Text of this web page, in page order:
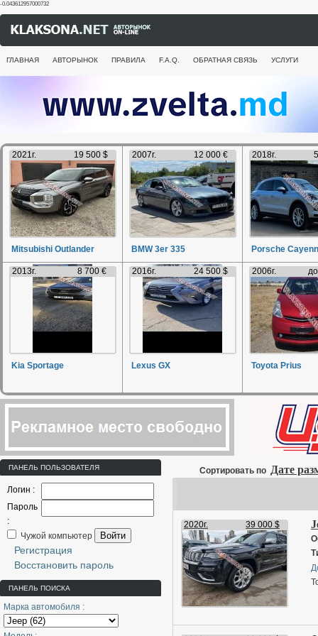
-0.043612957000732
ГЛАВНАЯ АВТОРЫНОК ПРАВИЛА F.A.Q. ОБРАТНАЯ СВЯЗЬ УСЛУГИ
2021г. 19 500 $
Mitsubishi Outlander
2007г. 12 000 €
BMW 3er 335
2018г.
Porsche
2013г. 8 700 €
Kia Sportage
2016г. 24 500 $
Lexus GX
2006г.
Toyota Prius
ПАНЕЛЬ ПОЛЬЗОВАТЕЛЯ
Логин :
Пароль
:
Чужой компьютер
Войти
Регистрация
Восстановить пароль
ПАНЕЛЬ ПОИСКА
Марка автомобиля :
Сортировать по Дате
2020г. 39 000 $